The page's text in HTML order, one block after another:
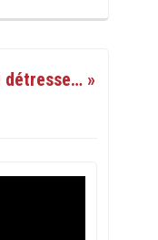
détresse… »